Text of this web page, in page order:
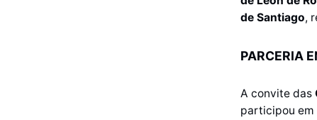
de Santiago,
PARCERIA
A convite das
participou em